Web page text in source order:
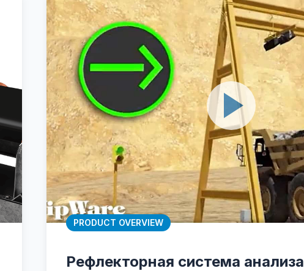
PRODUCT OVERVIEW
Рефлекторная система анализа